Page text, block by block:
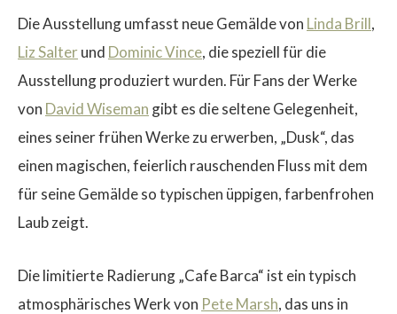
Die Ausstellung umfasst neue Gemälde von Linda Brill,
Liz Salterund Dominic Vince, die speziell für die
Ausstellung produziert wurden. Für Fans der Werke
von David Wiseman gibt es die seltene Gelegenheit,
eines seiner frühen Werke zu erwerben, „Dusk“, das
einen magischen, feierlich rauschenden Fluss mit dem
für seine Gemälde so typischen üppigen, farbenfrohen
Laub zeigt.
Die limitierte Radierung „Cafe Barca“ ist ein typisch
atmosphärisches Werk von Pete Marsh, das uns in